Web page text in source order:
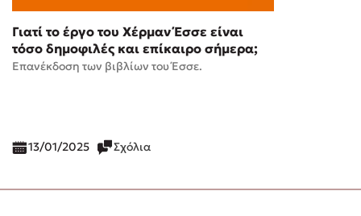
Γιατί το έργο του Χέρμαν Έσσε είναι
τόσο δημοφιλές και επίκαιρο σήμερα;
Eπανέκδοση των βιβλίων του Έσσε.
13/01/2025 Σχόλια